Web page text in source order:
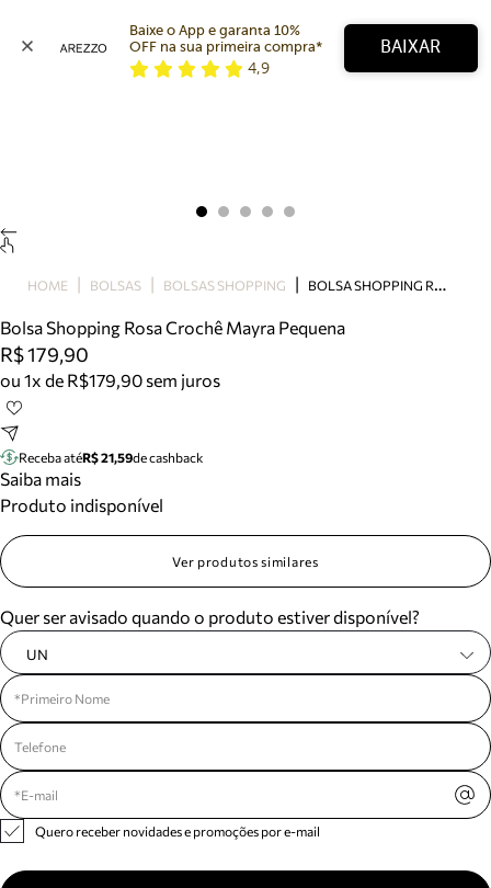
Bolsa
Tamanco
Tênis
Mule
Tire dúvidas sobre pedidos, devoluções e mais.
Meus pedidos
Acompanhe seus pedidos e solicite devoluções.
Baixe o App e garanta 10%
OFF na sua primeira compra*
4,9
BAIXAR
HOME BOLSAS BOLSAS SHOPPING B
OLSA SHOPPING ROSA CROCHÊ MAYRA PEQUENA
Bolsa Shopping Rosa Crochê Mayra Pequena
R$ 179,90
ou 1x de R$179,90 sem juros
Receba atéR$ 21,59de cashback
Saiba mais
Produto indisponível
Ver produtos similares
Quer ser avisado quando o produto estiver disponível?
UN
Quero receber novidades e promoções por e-mail